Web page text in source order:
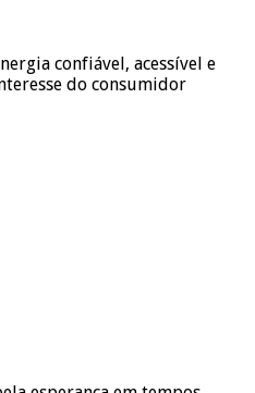
confiável, acessível e
do consumidor